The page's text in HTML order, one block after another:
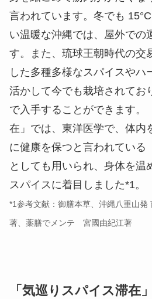
言われています。冬でも
い温暖な沖縄では、屋外での
す。また、琉球王朝時代の交
した多種多様なスパイスやハ
活かして今でも栽培されてお
で入手することができます。
在」では、東洋医学で、体内
に健康を保つと言われている
としても用いられ、身体を温
スパイスに着目しました*1。
*1参考文献：御膳本草、沖縄八重山発
著、薬膳でメンテ 宮國由紀江著
「気巡りスパイス滞在